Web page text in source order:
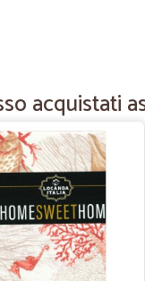
acquistati